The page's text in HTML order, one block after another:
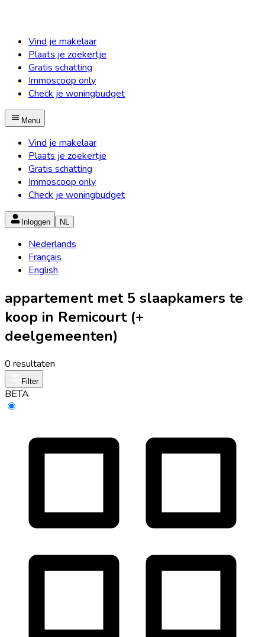
Vind je makelaar
Plaats je zoekertje
Gratis schatting
Immoscoop only
Check je woningbudget
Menu
Vind je makelaar
Plaats je zoekertje
Gratis schatting
Immoscoop only
Check je woningbudget
Inloggen NL
Nederlands
Français
English
appartement met 5 slaapkamers te
koop in Remicourt (+
deelgemeenten)
0 resultaten
Filter
BETA